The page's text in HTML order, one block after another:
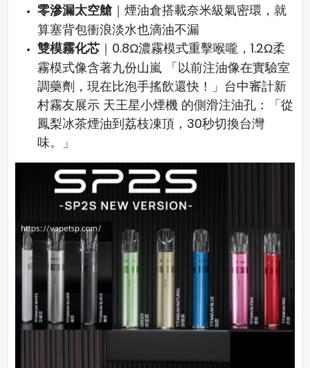
零滲漏太空艙｜煙油倉搭載奈米級氣密環，就
算塞背包衝浪淡水也滴油不漏
雙模霧化芯 ｜0.8Ω濃霧模式重擊喉嚨，1.2Ω柔
霧模式像含著九份山嵐 「以前注油像在實驗室
調藥劑，現在比泡手搖飲還快！」台中審計新
村霧友展示 天王星小煙機 的側滑注油孔：「從
鳳梨冰茶煙油到荔枝凍頂，30秒切換台灣
味。」